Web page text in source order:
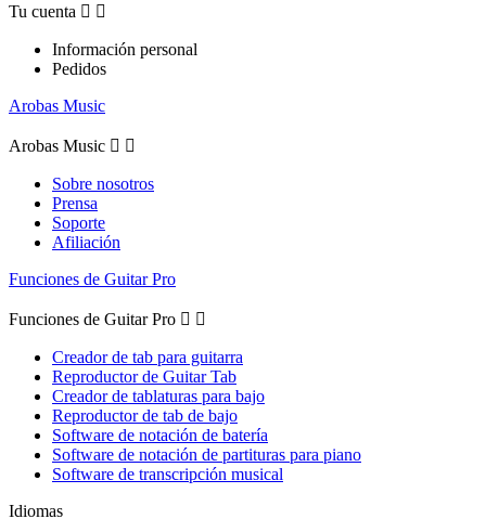
Tu cuenta  
Información personal
Pedidos
Arobas Music
Arobas Music  
Sobre nosotros
Prensa
Soporte
Afiliación
Funciones de Guitar Pro
Funciones de Guitar Pro  
Creador de tab para guitarra
Reproductor de Guitar Tab
Creador de tablaturas para bajo
Reproductor de tab de bajo
Software de notación de batería
Software de notación de partituras para piano
Software de transcripción musical
Idiomas